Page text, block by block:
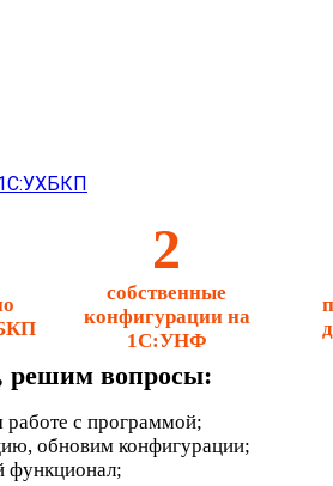
2
собственные
конфигурации на
1С:УНФ
решим вопросы:
с программой;
обновим конфигурации;
функционал;